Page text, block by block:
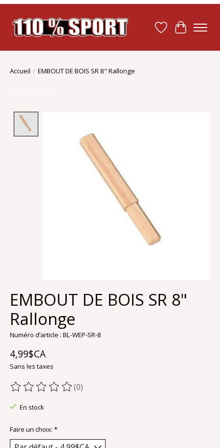
Liste dePanier
Accueil / EMBOUT DE BOIS SR 8" Rallonge
EMBOUT DE BOIS SR 8"
Rallonge
Numéro d’article : BL-WEP-SR-8
4,99$CA
Sans les taxes
Ce produit est évalué à
(0)
En stock
Faire un choix: *